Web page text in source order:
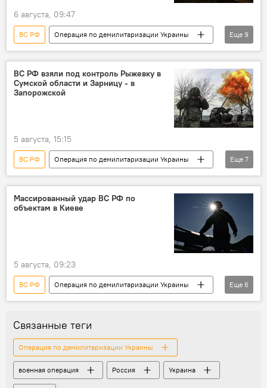
6 августа, 09:47
ВС РФ
Операция по демилитаризации Украины
Россия
Украина
военная операция
беспилотник
ВСУ
судно
Минобороны РФ
Одесса
Еще 9
ВС РФ взяли под контроль Рыжевку в
Сумской области и Зарницу - в
Запорожской
5 августа, 15:15
ВС РФ
Операция по демилитаризации Украины
Россия
Украина
Минобороны РФ
военная операция
военная техника
военнослужащие
Еще 7
Массированный удар ВС РФ по
объектам в Киеве
5 августа, 09:23
ВС РФ
Операция по демилитаризации Украины
Россия
Украина
Минобороны РФ
порт
Еще 6
Связанные теги
Операция по демилитаризации Украины
военная операция Россия Украина